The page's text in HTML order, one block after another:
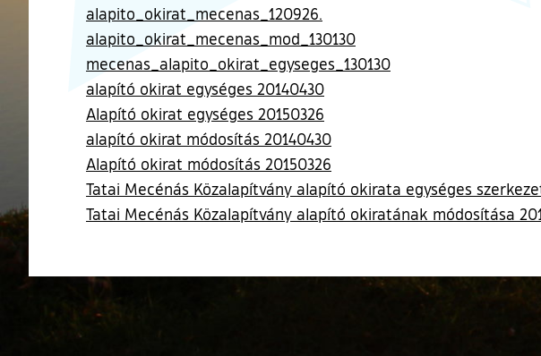
alapito_okirat_mecenas_120926.
alapito_okirat_mecenas_mod_130130
mecenas_alapito_okirat_egyseges_130130
alapító okirat egységes 20140430
Alapító okirat egységes 20150326
alapító okirat módosítás 20140430
Alapító okirat módosítás 20150326
Tatai Mecénás Közalapítvány alapító okirata egységes
Tatai Mecénás Közalapítvány alapító okiratának módosítása